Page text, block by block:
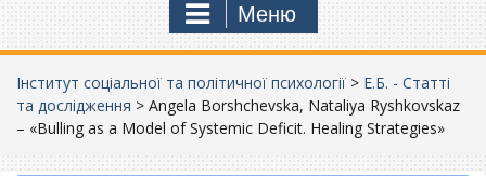
Меню
Інститут соціальної та політичної психології > Е.Б. - Статті
та дослідження > Angela Borshchevska, Nataliya Ryshkovskaz
– «Bulling as a Model of Systemic Deficit. Healing Strategies»